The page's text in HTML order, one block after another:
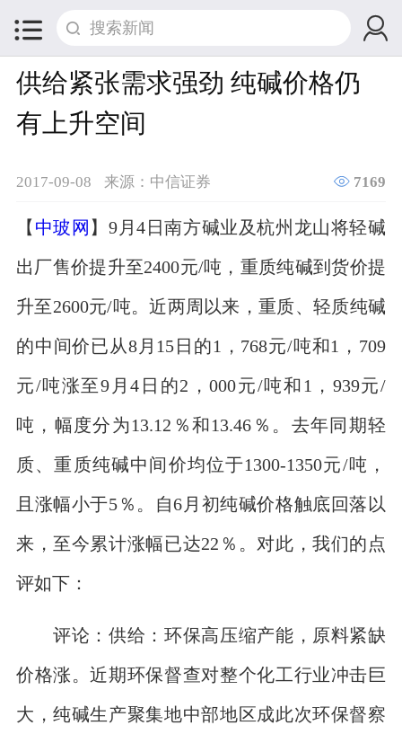
 
供给紧张需求强劲 纯碱价格仍
有上升空间
2017-09-08 来源：中信证券  7169
【 中玻网 】9月4日南方碱业及杭州龙山将轻碱
出厂售价提升至2400元/吨，重质纯碱到货价提
升至2600元/吨。近两周以来，重质、轻质纯碱
的中间价已从8月15日的1，768元/吨和1，709
元/吨涨至9月4日的2，000元/吨和1，939元/
吨，幅度分为13.12％和13.46％。去年同期轻
质、重质纯碱中间价均位于1300-1350元/吨，
且涨幅小于5％。自6月初纯碱价格触底回落以
来，至今累计涨幅已达22％。对此，我们的点
评如下：
评论：供给：环保高压缩产能，原料紧缺
价格涨。近期环保督查对整个化工行业冲击巨
大，纯碱生产聚集地中部地区成此次环保督察